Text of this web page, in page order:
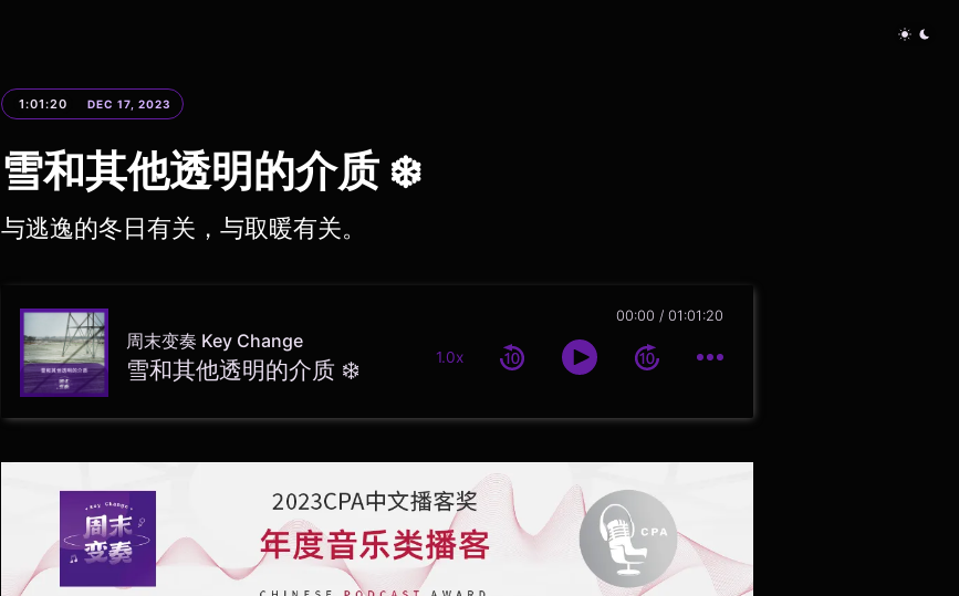
1:01:20 DEC 17, 2023
雪和其他透明的介质 ❄️
与逃逸的冬日有关，与取暖有关。
周末变奏 Key Change
雪和其他透明的介质 ❄️ 1.0x
00:00 01:01:20